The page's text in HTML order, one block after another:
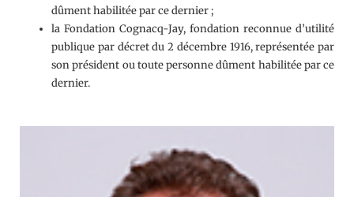
dûment habilitée par ce dernier ;
la Fondation Cognacq-Jay, fondation reconnue d’utilité
publique par décret du 2 décembre 1916, représentée par
son président ou toute personne dûment habilitée par ce
dernier.